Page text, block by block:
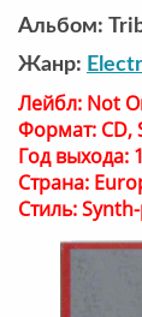
Альбом:
Жанр:
Лейбл: Not
Формат: CD,
Год выхода:
Страна:
Стиль: